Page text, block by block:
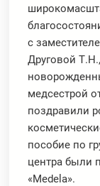
с
Друговой
медсестрой
поздравили
пособие по
центра были
«Medela».